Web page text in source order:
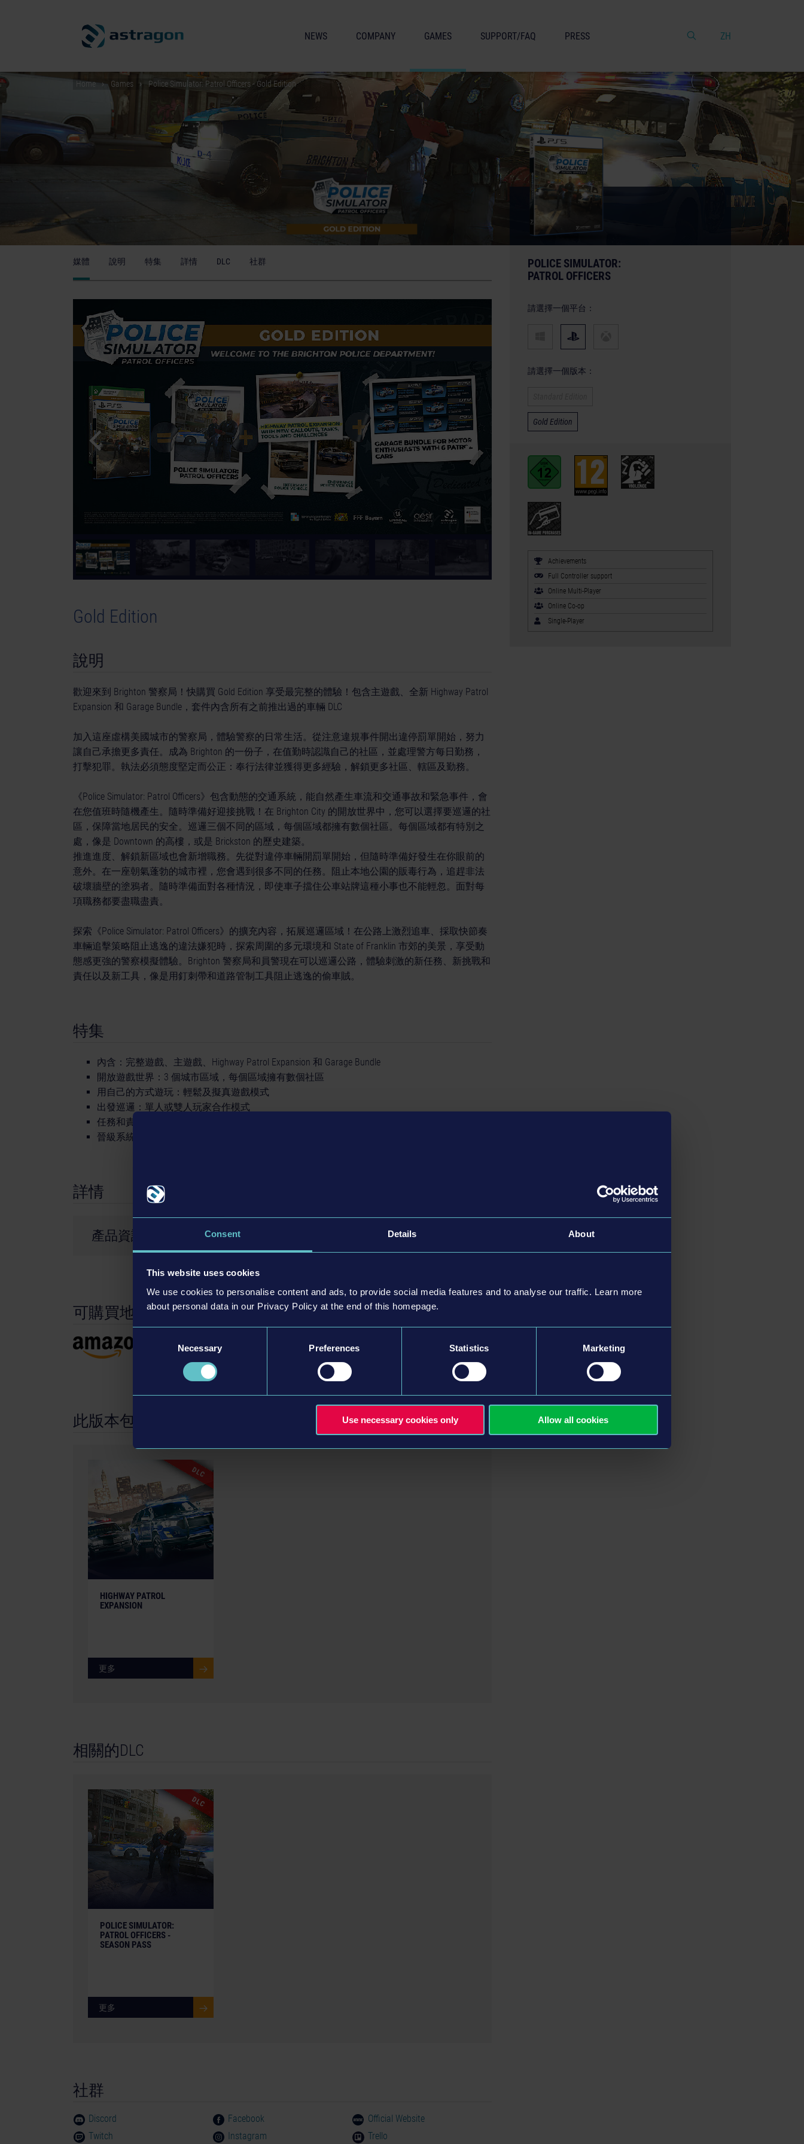
Consent Details About
This website uses cookies
We use cookies to personalise content and ads, to provide social media features and to analyse our traffic. Learn more
about personal data in our Privacy Policy at the end of this homepage.
Selection
Necessary Preferences Statistics Marketing
Use necessary cookies only Allow all cookies
ZH
NEWS COMPANY GAMES SUPPORT/FAQ PRESS
Home Games Police Simulator: Patrol Officers - Gold Edition
POLICE SIMULATOR:
PATROL OFFICERS
請選擇一個平台：
請選擇一個版本：
Gold Edition
Achievements
Full Controller support
Online Multi-Player
Online Co-op
Single-Player
媒體 說明 特集 詳情 DLC 社群
Gold Edition
說明
歡迎來到 Brighton 警察局！快購買 Gold Edition 享受最完整的體驗！包含主遊戲、全新 Highway Patrol
Expansion 和 Garage Bundle，套件內含所有之前推出過的車輛 DLC
加入這座虛構美國城市的警察局，體驗警察的日常生活。從注意違規事件開出違停罰單開始，努力
讓自己承擔更多責任。成為 Brighton 的一份子，在值勤時認識自己的社區，並處理警方每日勤務，
打擊犯罪。執法必須態度堅定而公正：奉行法律並獲得更多經驗，解鎖更多社區、轄區及勤務。
《Police Simulator: Patrol Officers》包含動態的交通系統，能自然產生車流和交通事故和緊急事件，會
在您值班時隨機產生。隨時準備好迎接挑戰！在 Brighton City 的開放世界中，您可以選擇要巡邏的社
區，保障當地居民的安全。巡邏三個不同的區域，每個區域都擁有數個社區。每個區域都有特別之
處，像是 Downtown 的高樓，或是 Brickston 的歷史建築。
推進進度、解鎖新區域也會新增職務。先從對違停車輛開罰單開始，但隨時準備好發生在你眼前的
意外。在一座朝氣蓬勃的城市裡，您會遇到很多不同的任務。阻止本地公園的販毒行為，追趕非法
破壞牆壁的塗鴉者。隨時準備面對各種情況，即使車子擋住公車站牌這種小事也不能輕忽。面對每
項職務都要盡職盡責。
探索《Police Simulator: Patrol Officers》的擴充內容，拓展巡邏區域！在公路上激烈追車、採取快節奏
車輛追擊策略阻止逃逸的違法嫌犯時，探索周圍的多元環境和 State of Franklin 市郊的美景，享受動
態感更強的警察模擬體驗。Brighton 警察局和員警現在可以巡邏公路，體驗刺激的新任務、新挑戰和
責任以及新工具，像是用釘刺帶和道路管制工具阻止逃逸的偷車賊。
特集
內含：完整遊戲、主遊戲、Highway Patrol Expansion 和 Garage Bundle
開放遊戲世界：3 個城市區域，每個區域擁有數個社區
用自己的方式遊玩：輕鬆及擬真遊戲模式
出發巡邏：單人或雙人玩家合作模式
任務和責任豐富多元
晉級系統可解鎖區域、車輛、工具和遊戲模式
詳情
產品資訊
類型： Simulation
©2024 astragon Entertainment GmbH ©2024 AESIR Interactive GmbH ©2024 Unreal®, Unreal
Engine™, the circle-U logo and the Powered by Unreal Engine™ logo are trade­marks or registered
trademarks of Epic Games, Inc. in the USA and elsewhere. Portions of this software utilize
SpeedTree® technology (©2020 Interactive Data Visualization, Inc.). SpeedTree® is a registered
trademark of Interactive Data Visualization, Inc. All rights reserved. Financially supported by the
German Federal Ministry for Economic Affairs and Climate Action as part of the federal government's
State of Bavaria
可購買地點
此版本包含DLC
DLC
HIGHWAY PATROL
EXPANSION
更多
相關的DLC
DLC
POLICE SIMULATOR:
PATROL OFFICERS -
SEASON PASS
更多
社群
Discord Facebook
Official Website
Twitch
Instagram Trello